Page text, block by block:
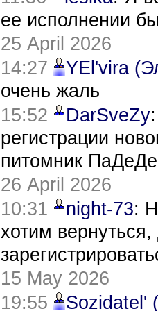
ее исполнении
25 April 2026
14:27
YEl'vira
очень жаль
15:52
DarSveZy
регистрации
питомник
26 April 2026
10:31
night-73:
хотим
15 May 2026
19:55
Sozidatel'